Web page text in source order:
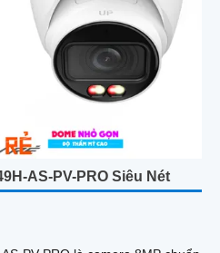
AS-PV-PRO Siêu Nét